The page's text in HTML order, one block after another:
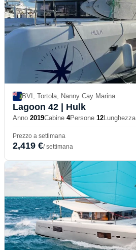
BVI, Tortola, Nanny Cay Marina
Lagoon 42 | Hulk
Anno 2019Cabine 4Persone 12Lunghezza
Prezzo a settimana
2,419 €/ settimana